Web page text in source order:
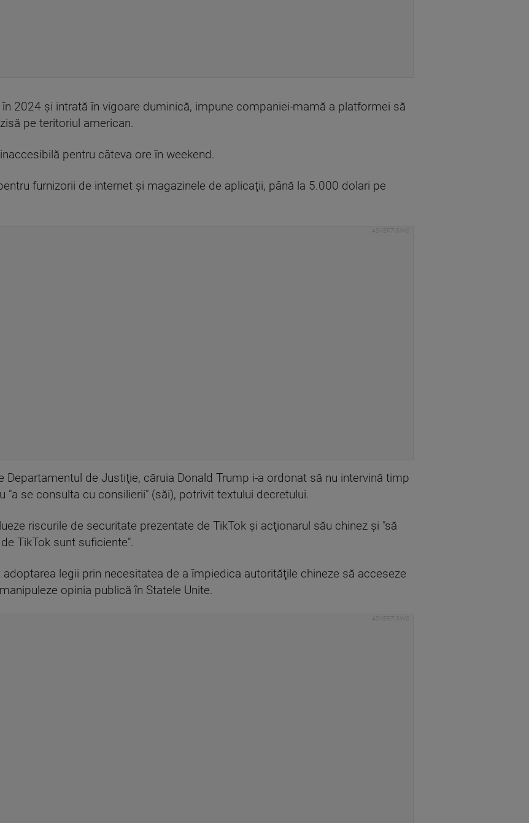
2024 şi intrată în vigoare duminică, impune companiei-mamă a platformei să
pe teritoriul american.
pentru câteva ore în weekend.
furnizorii de internet şi magazinele de aplicaţii, până la 5.000 dolari pe
Departamentul de Justiţie, căruia Donald Trump i-a ordonat să nu intervină timp
"a se consulta cu consilierii" (săi), potrivit textului decretului.
riscurile de securitate prezentate de TikTok şi acţionarul său chinez şi "să
TikTok sunt suficiente".
legii prin necesitatea de a împiedica autorităţile chineze să acceseze
opinia publică în Statele Unite.